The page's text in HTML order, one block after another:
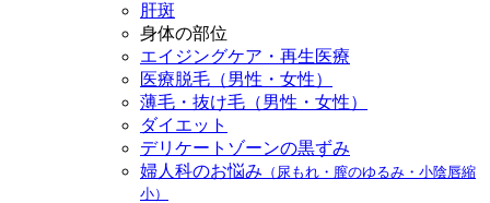
肝斑
身体の部位
エイジングケア・再生医療
医療脱毛（男性・女性）
薄毛・抜け毛（男性・女性）
ダイエット
デリケートゾーンの黒ずみ
婦人科のお悩み （尿もれ・膣のゆるみ・小陰唇縮
小）